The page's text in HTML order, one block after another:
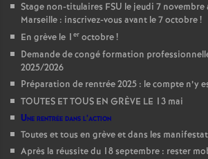
Stage non-titulaires FSU le jeudi 7 novembre
Marseille : inscrivez-vous avant le 7 octobre!
En grève le 1 er octobre!
Demande de congé formation
2025/2026
Préparation de rentrée 2025 : le compte n’y
TOUTES ET TOUS EN GRÈVE LE 13 mai
Une rentrée dans l’action
Toutes et tous en grève et dans les
Après la réussite du 18 septembre : rester